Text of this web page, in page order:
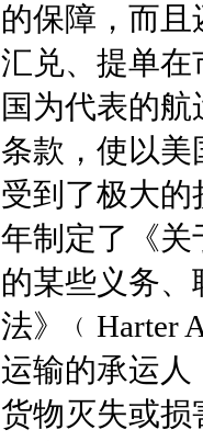
的保障，而
汇兑、提单在
国为代表的
条款，使以美
受到了极大的
年制定了《关
的某些义务
法》﹙Harter
运输的承运人
货物灭失或